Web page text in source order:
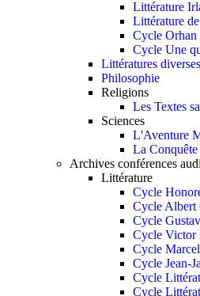
Littérature
Littérature
Cycle Orhan
Cycle Une
Littératures diverses
Philosophie
Religions
Les Textes
Sciences
L'Aventure
La
Archives conférences
Littérature
Cycle
Cycle Albert
Cycle
Cycle Victor
Cycle
Cycle Jean-
Cycle
Cycle